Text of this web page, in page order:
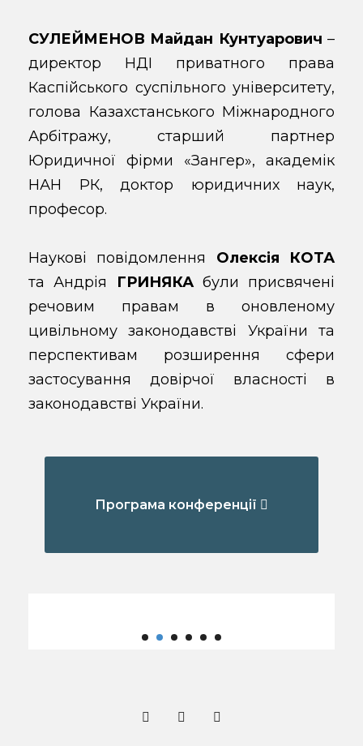
СУЛЕЙМЕНОВ Майдан Кунтуарович –
директор НДІ приватного права
Каспійського суспільного університету,
голова Казахстанського Міжнародного
Арбітражу, старший партнер
Юридичної фірми «Зангер», академік
НАН РК, доктор юридичних наук,
професор.
Наукові повідомлення
Олексія КОТА
та Андрія
ГРИНЯКАбули присвячені
речовим правам в оновленому
цивільному законодавстві України та
перспективам розширення сфери
застосування довірчої власності в
законодавстві України.
Програма конференції